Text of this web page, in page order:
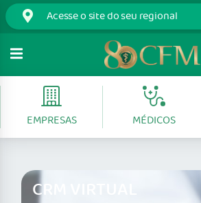
EMPRESAS MÉDICOS
CRM VIRTUAL